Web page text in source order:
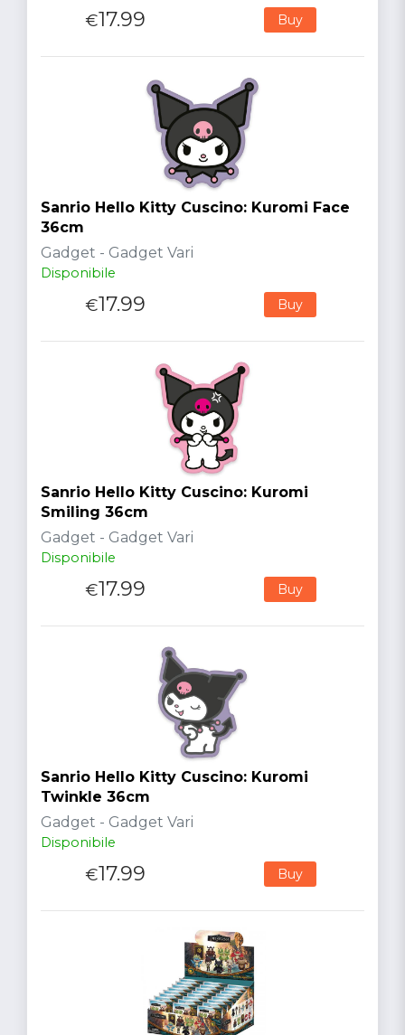
€17.99 Buy
Sanrio Hello Kitty Cuscino: Kuromi Face
36cm
Gadget - Gadget Vari
Disponibile
€17.99 Buy
Sanrio Hello Kitty Cuscino: Kuromi
Smiling 36cm
Gadget - Gadget Vari
Disponibile
€17.99 Buy
Sanrio Hello Kitty Cuscino: Kuromi
Twinkle 36cm
Gadget - Gadget Vari
Disponibile
€17.99 Buy